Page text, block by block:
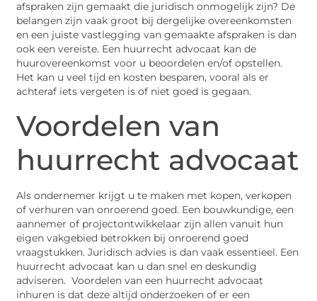
afspraken zijn gemaakt die juridisch onmogelijk zijn? De
belangen zijn vaak groot bij dergelijke overeenkomsten
en een juiste vastlegging van gemaakte afspraken is dan
ook een vereiste. Een huurrecht advocaat kan de
huurovereenkomst voor u beoordelen en/of opstellen.
Het kan u veel tijd en kosten besparen, vooral als er
achteraf iets vergeten is of niet goed is gegaan.
Voordelen van
huurrecht advocaat
Als ondernemer krijgt u te maken met kopen, verkopen
of verhuren van onroerend goed. Een bouwkundige, een
aannemer of projectontwikkelaar zijn allen vanuit hun
eigen vakgebied betrokken bij onroerend goed
vraagstukken. Juridisch advies is dan vaak essentieel. Een
huurrecht advocaat kan u dan snel en deskundig
adviseren. Voordelen van een huurrecht advocaat
inhuren is dat deze altijd onderzoeken of er een